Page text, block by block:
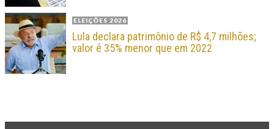
ELEIÇÕES 2026
Lula declara patrimônio de R$ 4,7 milhões;
valor é 35% menor que em 2022